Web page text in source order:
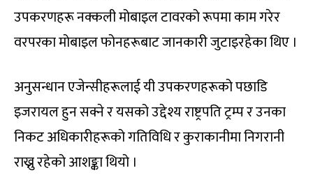
उपकरणहरू नक्कली मोबाइल टावरको रूपमा काम गरेर
वरपरका मोबाइल फोनहरूबाट जानकारी जुटाइरहेका थिए ।
अनुसन्धान एजेन्सीहरूलाई यी उपकरणहरूको पछाडि
इजरायल हुन सक्ने र यसको उद्देश्य राष्ट्रपति ट्रम्प र उनका
निकट अधिकारीहरूको गतिविधि र कुराकानीमा निगरानी
राख्नु रहेको आशङ्का थियो ।